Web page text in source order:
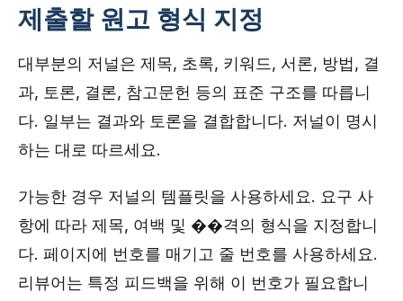
제출할 원고 형식 지정
대부분의 저널은 제목, 초록, 키워드, 서론, 방법, 결
과, 토론, 결론, 참고문헌 등의 표준 구조를 따릅니
다. 일부는 결과와 토론을 결합합니다. 저널이 명시
하는 대로 따르세요.
가능한 경우 저널의 템플릿을 사용하세요. 요구 사
항에 따라 제목, 여백 및 ��격의 형식을 지정합니
다. 페이지에 번호를 매기고 줄 번호를 사용하세요.
리뷰어는 특정 피드백을 위해 이 번호가 필요합니